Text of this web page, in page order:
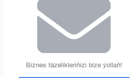
Biznes täzelikleriňizi bize ýollaň!